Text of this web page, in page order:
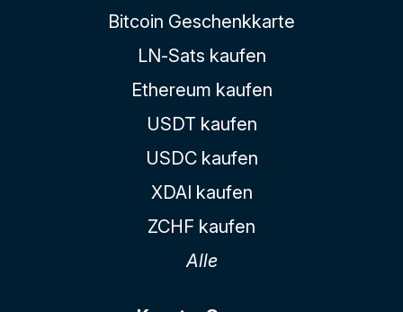
Bitcoin Geschenkkarte
LN-Sats kaufen
Ethereum kaufen
USDT kaufen
USDC kaufen
XDAI kaufen
ZCHF kaufen
Alle